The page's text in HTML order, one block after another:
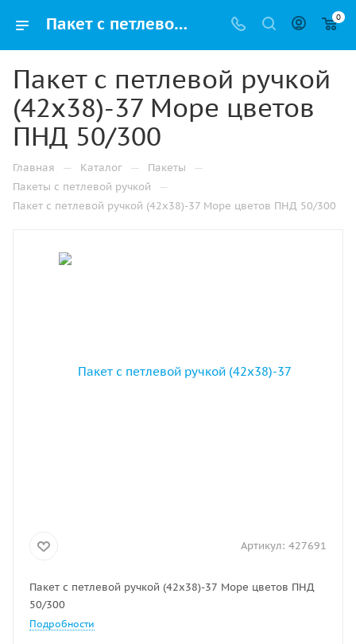
Пакет с петлевой ручкой (42х38)-37 Море цветов ПНД 50/300 купить в Санкт-Петербурге с доставкой оптом и в розницу 0
Пакет с петлевой ручкой
(42х38)-37 Море цветов
ПНД 50/300
Главная — Каталог — Пакеты —
Пакеты с петлевой ручкой —
Пакет с петлевой ручкой (42х38)-37 Море цветов ПНД 50/300
Артикул: 427691
Пакет с петлевой ручкой (42х38)-37 Море цветов ПНД
50/300
Подробности